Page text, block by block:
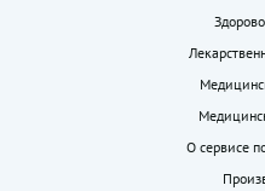
О сервисе